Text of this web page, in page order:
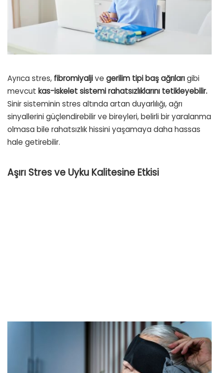
Ayrıca stres, fibromiyaljive gerilim tipi baş ağrılarıgibi
mevcut kas-iskelet sistemi rahatsızlıklarını tetikleyebilir.
Sinir sisteminin stres altında artan duyarlılığı, ağrı
sinyallerini güçlendirebilir ve bireyleri, belirli bir yaralanma
olmasa bile rahatsızlık hissini yaşamaya daha hassas
hale getirebilir.
Aşırı Stres ve Uyku Kalitesine Etkisi